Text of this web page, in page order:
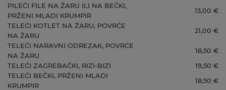
PILEĆI FILE NA ŽARU ILI NA BEČKI,
PRŽENI MLADI KRUMPIR
13,00 €
TELEĆI KOTLET NA ŽARU, POVRĆE
NA ŽARU
21,00 €
TELEĆI NARAVNI ODREZAK, POVRĆE
NA ŽARU
18,50 €
TELEĆI ZAGREBAČKI, RIZI-BIZI
19,50 €
TELEĆI BEČKI, PRŽENI MLADI
KRUMPIR
18,50 €